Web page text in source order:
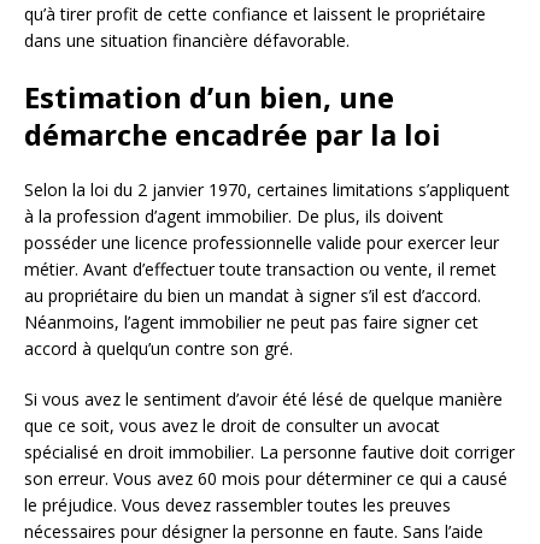
qu’à tirer profit de cette confiance et laissent le propriétaire
dans une situation financière défavorable.
Estimation d’un bien, une
démarche encadrée par la loi
Selon la loi du 2 janvier 1970, certaines limitations s’appliquent
à la profession d’agent immobilier. De plus, ils doivent
posséder une licence professionnelle valide pour exercer leur
métier. Avant d’effectuer toute transaction ou vente, il remet
au propriétaire du bien un mandat à signer s’il est d’accord.
Néanmoins, l’agent immobilier ne peut pas faire signer cet
accord à quelqu’un contre son gré.
Si vous avez le sentiment d’avoir été lésé de quelque manière
que ce soit, vous avez le droit de consulter un avocat
spécialisé en droit immobilier. La personne fautive doit corriger
son erreur. Vous avez 60 mois pour déterminer ce qui a causé
le préjudice. Vous devez rassembler toutes les preuves
nécessaires pour désigner la personne en faute. Sans l’aide